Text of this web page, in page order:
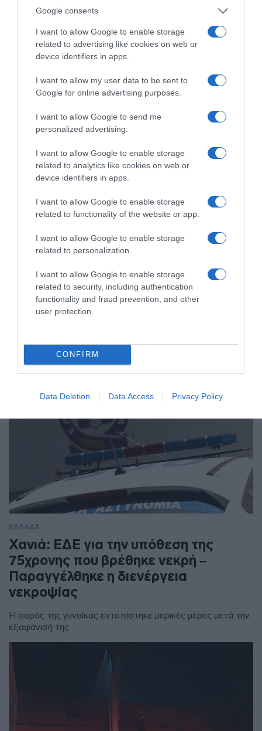
Google consents
I want to allow Google to enable storage
related to advertising like cookies on web or
device identifiers in apps.
I want to allow my user data to be sent to
Google for online advertising purposes.
I want to allow Google to send me
personalized advertising.
I want to allow Google to enable storage
related to analytics like cookies on web or
device identifiers in apps.
I want to allow Google to enable storage
related to functionality of the website or app.
I want to allow Google to enable storage
related to personalization.
I want to allow Google to enable storage
related to security, including authentication
functionality and fraud prevention, and other
user protection.
CONFIRM
Data Deletion Data Access Privacy Policy
Τούρκος – Εκκρεμούσε εις βάρος του
ερυθρά αγγελία
Είχε απασχολήσει τις Αρχές για κατοχή ναρκωτικών και
οπλοκατοχή
ΕΛΛΑΔΑ
Από τη ΓΑΔΑ, σε εισαγγελέα και
ανακριτή η 46χρονη που κατηγορείται
για τον φονικό εμπρησμό στη Marfin
ΕΛΛΑΔΑ
Χανιά: ΕΔΕ για την υπόθεση της
75χρονης που βρέθηκε νεκρή –
Παραγγέλθηκε η διενέργεια
νεκροψίας
Η σορός της γυναίκας εντοπίστηκε μερικές μέρες μετά την
εξαφάνισή της